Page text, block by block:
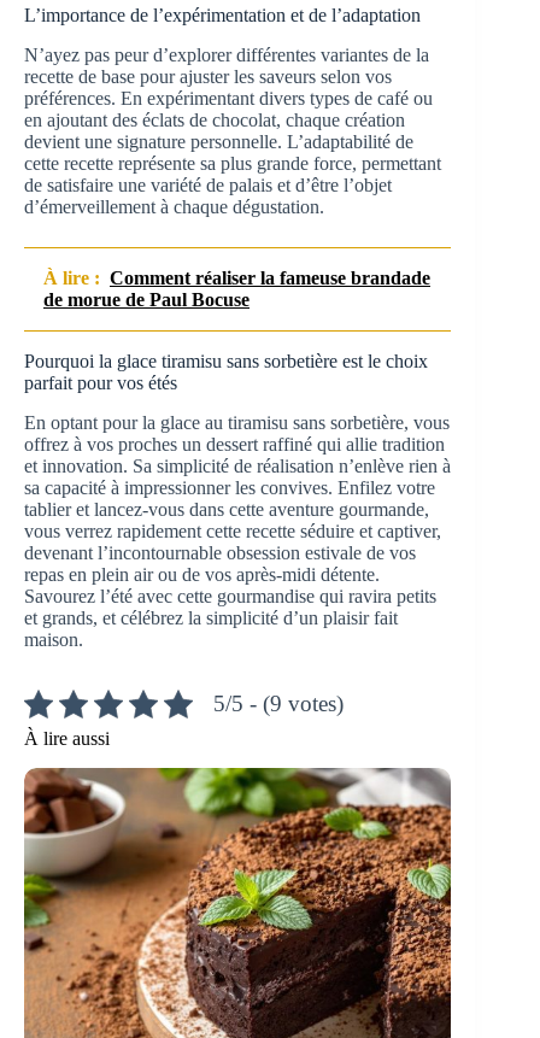
L’importance de l’expérimentation et de l’adaptation
N’ayez pas peur d’explorer différentes variantes de la
recette de base pour ajuster les saveurs selon vos
préférences. En expérimentant divers types de café ou
en ajoutant des éclats de chocolat, chaque création
devient une signature personnelle. L’adaptabilité de
cette recette représente sa plus grande force, permettant
de satisfaire une variété de palais et d’être l’objet
d’émerveillement à chaque dégustation.
À lire : Comment réaliser la fameuse brandade
de morue de Paul Bocuse
Pourquoi la glace tiramisu sans sorbetière est le choix
parfait pour vos étés
En optant pour la glace au tiramisu sans sorbetière, vous
offrez à vos proches un dessert raffiné qui allie tradition
et innovation. Sa simplicité de réalisation n’enlève rien à
sa capacité à impressionner les convives. Enfilez votre
tablier et lancez-vous dans cette aventure gourmande,
vous verrez rapidement cette recette séduire et captiver,
devenant l’incontournable obsession estivale de vos
repas en plein air ou de vos après-midi détente.
Savourez l’été avec cette gourmandise qui ravira petits
et grands, et célébrez la simplicité d’un plaisir fait
maison.
5/5 - (9 votes)
À lire aussi